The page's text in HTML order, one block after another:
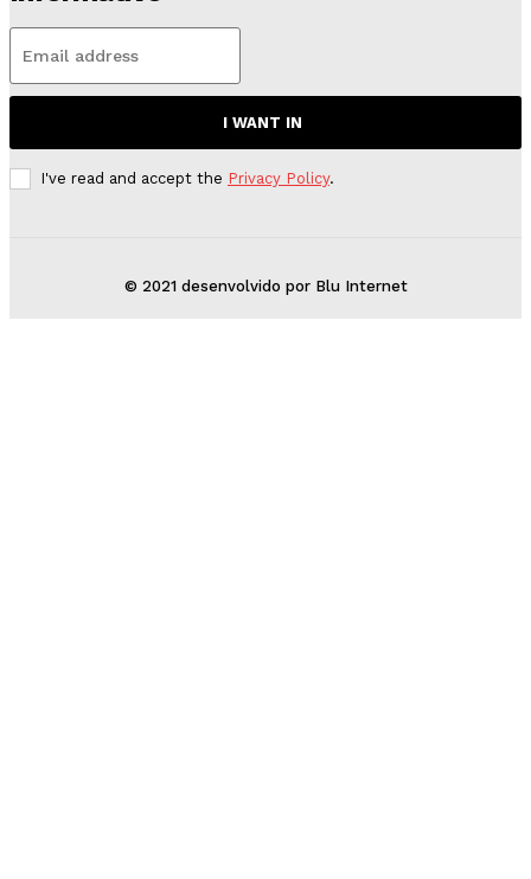
I WANT IN
I've read and accept the Privacy Policy.
© 2021 desenvolvido por Blu Internet